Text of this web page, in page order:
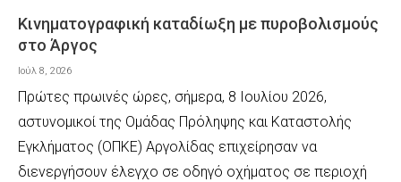
Κινηματογραφική καταδίωξη με πυροβολισμούς
στο Άργος
Ιούλ 8, 2026
Πρώτες πρωινές ώρες, σήμερα, 8 Ιουλίου 2026,
αστυνομικοί της Ομάδας Πρόληψης και Καταστολής
Εγκλήματος (ΟΠΚΕ) Αργολίδας επιχείρησαν να
διενεργήσουν έλεγχο σε οδηγό οχήματος σε περιοχή